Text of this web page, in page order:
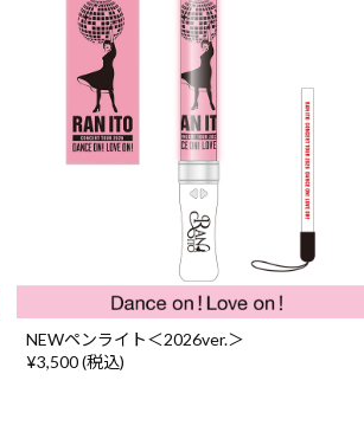
NEWペンライト＜2026ver.＞
¥3,500 (税込)